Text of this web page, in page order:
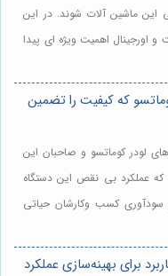
این ماشین آلات شوند. در این
اورجینال اهمیت ویژه ای پیدا
کوماتسو که کیفیت را تضمین
لودر کوماتسو و صاحبان این
عملکرد بی نقص این دستگاه
سودآوری کسب وکارشان حیاتی
برای بهینه‌سازی عملکرد